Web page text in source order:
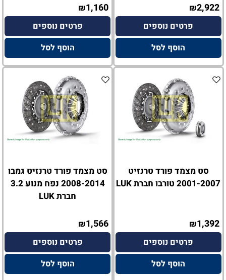
₪2,922
פרטים נוספים
הוסף לסל
₪1,160
פרטים נוספים
הוסף לסל
סט מצמד פורד טרנזיט
2001-2007 טורבו חברת LUK
₪1,392
פרטים נוספים
הוסף לסל
סט מצמד פורד טרנזיט גמבו
2008-2014 נפח מנוע 3.2
חברת LUK
₪1,566
פרטים נוספים
הוסף לסל